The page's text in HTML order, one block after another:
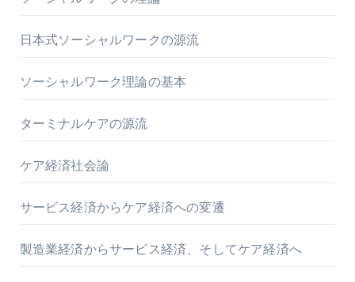
日本式ソーシャルワークの源流
ソーシャルワーク理論の基本
ターミナルケアの源流
ケア経済社会論
サービス経済からケア経済への変遷
製造業経済からサービス経済、そしてケア経済へ